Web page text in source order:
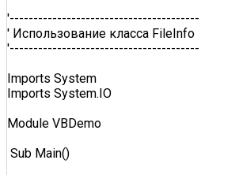
'----------------------------------------
' Использование класса FileInfo
'----------------------------------------
Imports System
Imports System.IO
Module VBDemo
Sub Main()